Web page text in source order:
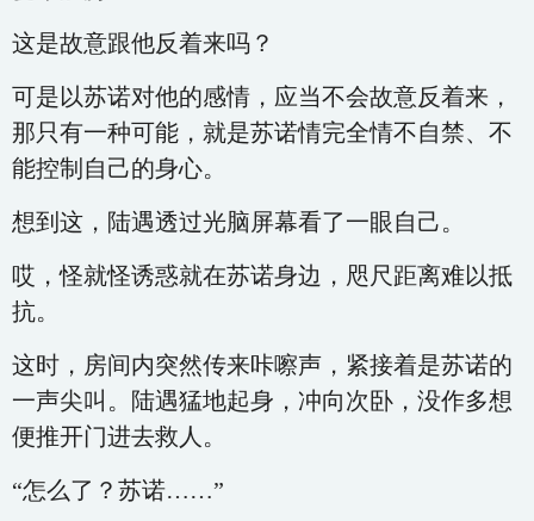
这是故意跟他反着来吗？
可是以苏诺对他的感情，应当不会故意反着来，
那只有一种可能，就是苏诺情完全情不自禁、不
能控制自己的身心。
想到这，陆遇透过光脑屏幕看了一眼自己。
哎，怪就怪诱惑就在苏诺身边，咫尺距离难以抵
抗。
这时，房间内突然传来咔嚓声，紧接着是苏诺的
一声尖叫。陆遇猛地起身，冲向次卧，没作多想
便推开门进去救人。
“怎么了？苏诺……”